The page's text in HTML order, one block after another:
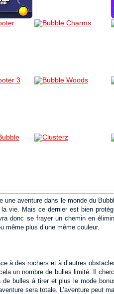
une aventure dans le monde du
vie. Mais ce dernier est bien
donc se frayer un chemin en
même plus d’une même couleur.
à des rochers et à d’autres
un nombre de bulles limité. Il
bulles à tirer et plus le mode
sera totale. L’aventure peut